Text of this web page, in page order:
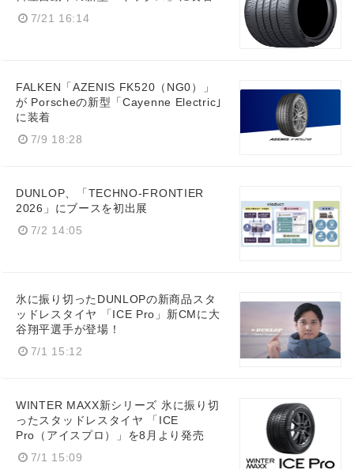
7/21 16:14
FALKEN「AZENIS FK520（NG0）」
が Porscheの新型「Cayenne Electric｣
に装着
7/9 18:28
DUNLOP、「TECHNO-FRONTIER
2026」にブースを初出展
7/2 14:05
氷に振り切ったDUNLOPの新商品スタ
ッドレスタイヤ 「ICE Pro」新CMに大
谷翔平選手が登場！
7/1 15:12
WINTER MAXX新シリーズ 氷に振り切
ったスタッドレスタイヤ 「ICE
Pro（アイスプロ）」を8月より発売
7/1 15:09